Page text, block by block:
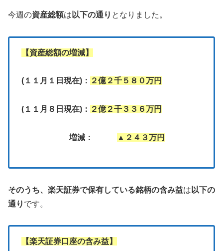
今週の資産総額は 以下の通り となりました。
【資産総額の増減】
(１１月１日現在)： ２億２千５８０万円
(１１月８日現在)： ２億２千３３６万円
増減： ▲２４３万円
そのうち、 楽天証券で保有している銘柄の含み益は 以下の
通り です。
【楽天証券口座の含み益】